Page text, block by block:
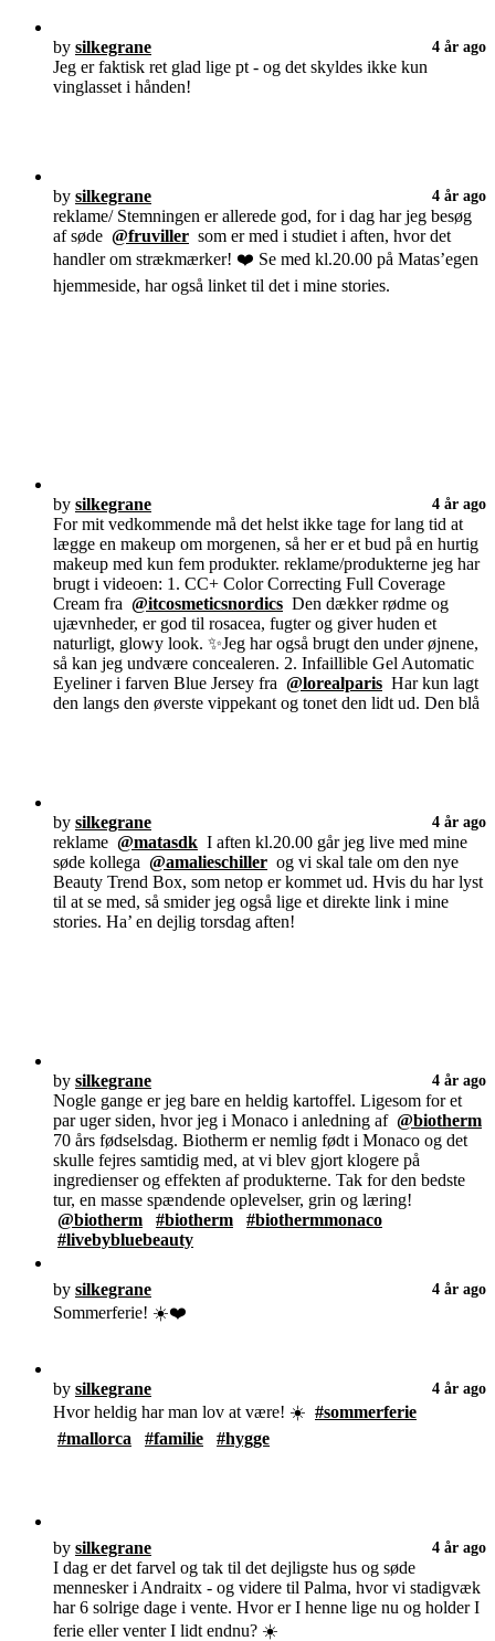
by silkegrane 4 år ago
Jeg er faktisk ret glad lige pt - og det skyldes ikke kun
vinglasset i hånden!
by silkegrane 4 år ago
reklame/ Stemningen er allerede god, for i dag har jeg besøg
af søde @fruviller som er med i studiet i aften, hvor det
handler om strækmærker! ❤️ Se med kl.20.00 på Matas’egen
hjemmeside, har også linket til det i mine stories.
by silkegrane 4 år ago
For mit vedkommende må det helst ikke tage for lang tid at
lægge en makeup om morgenen, så her er et bud på en hurtig
makeup med kun fem produkter. reklame/produkterne jeg har
brugt i videoen: 1. CC+ Color Correcting Full Coverage
Cream fra @itcosmeticsnordics Den dækker rødme og
ujævnheder, er god til rosacea, fugter og giver huden et
naturligt, glowy look. ✨Jeg har også brugt den under øjnene,
så kan jeg undvære concealeren. 2. Infaillible Gel Automatic
Eyeliner i farven Blue Jersey fra @lorealparis Har kun lagt
den langs den øverste vippekant og tonet den lidt ud. Den blå
by silkegrane 4 år ago
reklame @matasdk I aften kl.20.00 går jeg live med mine
søde kollega @amalieschiller og vi skal tale om den nye
Beauty Trend Box, som netop er kommet ud. Hvis du har lyst
til at se med, så smider jeg også lige et direkte link i mine
stories. Ha’ en dejlig torsdag aften!
by silkegrane 4 år ago
Nogle gange er jeg bare en heldig kartoffel. Ligesom for et
par uger siden, hvor jeg i Monaco i anledning af @biotherm
70 års fødselsdag. Biotherm er nemlig født i Monaco og det
skulle fejres samtidig med, at vi blev gjort klogere på
ingredienser og effekten af produkterne. Tak for den bedste
tur, en masse spændende oplevelser, grin og læring!
@biotherm
#biotherm
#biothermmonaco
#livebybluebeauty
by silkegrane 4 år ago
Sommerferie! ☀️❤️
by silkegrane 4 år ago
Hvor heldig har man lov at være! ☀️ #sommerferie
#mallorca
#familie #hygge
by silkegrane 4 år ago
I dag er det farvel og tak til det dejligste hus og søde
mennesker i Andraitx - og videre til Palma, hvor vi stadigvæk
har 6 solrige dage i vente. Hvor er I henne lige nu og holder I
ferie eller venter I lidt endnu? ☀️